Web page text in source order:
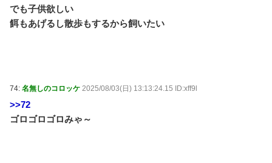
でも子供欲しい
餌もあげるし散歩もするから飼いたい
74: 名無しのコロッケ 2025/08/03(日) 13:13:24.15 ID:xff9l
>>72
ゴロゴロゴロみゃ～